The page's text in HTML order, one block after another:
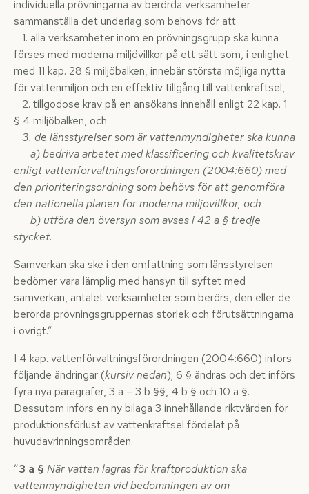
individuella prövningarna av berörda verksamheter
sammanställa det underlag som behövs för att
1. alla verksamheter inom en prövningsgrupp ska kunna
förses med moderna miljövillkor på ett sätt som, i enlighet
med 11 kap. 28 § miljöbalken, innebär största möjliga nytta
för vattenmiljön och en effektiv tillgång till vattenkraftsel,
2. tillgodose krav på en ansökans innehåll enligt 22 kap. 1
§ 4 miljöbalken, och
3. de länsstyrelser som är vattenmyndigheter ska kunna
a) bedriva arbetet med klassificering och kvalitetskrav
enligt vattenförvaltningsförordningen (2004:660) med
den prioriteringsordning som behövs för att genomföra
den nationella planen för moderna miljövillkor, och
b) utföra den översyn som avses i 42 a § tredje
stycket.
Samverkan ska ske i den omfattning som länsstyrelsen
bedömer vara lämplig med hänsyn till syftet med
samverkan, antalet verksamheter som berörs, den eller de
berörda prövningsgruppernas storlek och förutsättningarna
i övrigt.”
I 4 kap. vattenförvaltningsförordningen (2004:660) införs
följande ändringar (kursiv nedan); 6 § ändras och det införs
fyra nya paragrafer, 3 a – 3 b §§, 4 b § och 10 a §.
Dessutom införs en ny bilaga 3 innehållande riktvärden för
produktionsförlust av vattenkraftsel fördelat på
huvudavrinningsområden.
”3 a § När vatten lagras för kraftproduktion ska
vattenmyndigheten vid bedömningen av om